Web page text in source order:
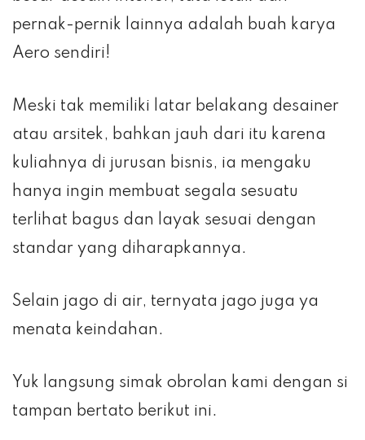
pernak-pernik lainnya adalah buah karya
Aero sendiri!
Meski tak memiliki latar belakang desainer
atau arsitek, bahkan jauh dari itu karena
kuliahnya di jurusan bisnis, ia mengaku
hanya ingin membuat segala sesuatu
terlihat bagus dan layak sesuai dengan
standar yang diharapkannya.
Selain jago di air, ternyata jago juga ya
menata keindahan.
Yuk langsung simak obrolan kami dengan si
tampan bertato berikut ini.